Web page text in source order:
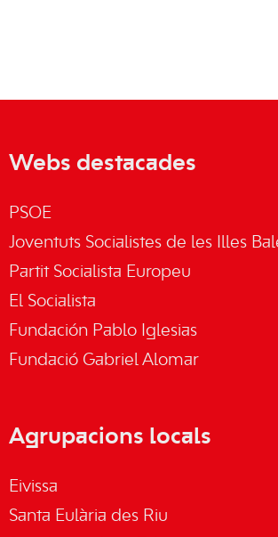
Webs destacades
PSOE
Joventuts Socialistes de les Illes
Partit Socialista Europeu
El Socialista
Fundación Pablo Iglesias
Fundació Gabriel Alomar
Agrupacions locals
Eivissa
Santa Eulària des Riu